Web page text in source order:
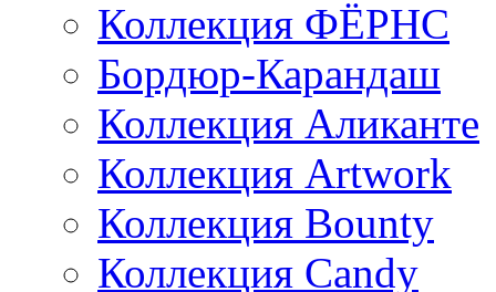
Коллекция ФЁРНС
Бордюр-Карандаш
Коллекция Аликанте
Коллекция Artwork
Коллекция Bounty
Коллекция Candy